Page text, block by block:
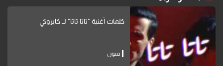
كلمات أغنية "تاتا تاتا" لــ كايروكي
فنون